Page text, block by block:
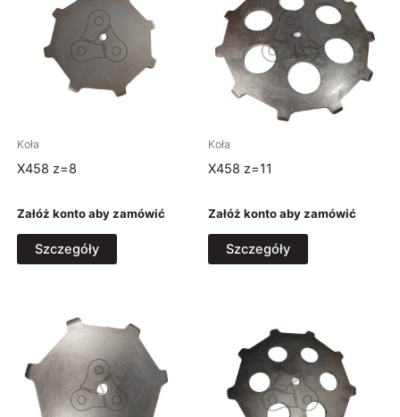
Paweł Ozdowski
Zajęcza 4H
57-300 Kłodzko, Polska
administrator@fhuozdowski.pl
Koła
X458 z=8
Załóż konto aby zamówić
Szczegóły
Koła
X458 z=11
Załóż konto aby zamówić
Szczegóły